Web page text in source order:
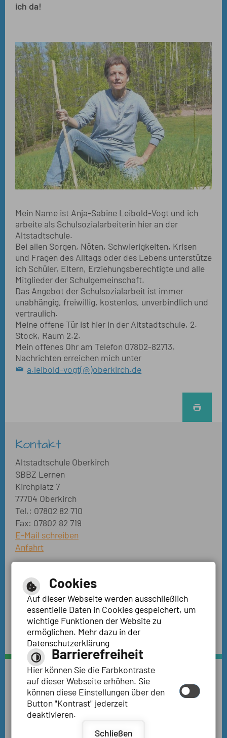
ich da!
Mein Name ist Anja-Sabine Leibold-Vogt und ich
arbeite als Schulsozialarbeiterin hier an der
Altstadtschule.
Bei allen Sorgen, Nöten, Schwierigkeiten, Krisen
und Fragen des Alltags oder des Lebens unterstütze
ich Schüler, Eltern, Erziehungsberechtigte und alle
Mitglieder der Schulgemeinschaft.
Das Angebot der Schulsozialarbeit ist immer
unabhängig, freiwillig, kostenlos, unverbindlich und
vertraulich.
Meine offene Tür ist hier in der Altstadtschule, 2.
Stock, Raum 2.2.
Mein offenes Ohr am Telefon 07802-82713.
Nachrichten erreichen mich unter
a.leibold-vogt(@)oberkirch.de
Kontakt
Altstadtschule Oberkirch
SBBZ Lernen
Kirchplatz 7
77704 Oberkirch
Tel.: 07802 82 710
Fax: 07802 82 719
E-Mail schreiben
Anfahrt
Schulleitung Anja Huber
Sekretariat
Karina Rendler
(Raum 2.8; 2. OG),
Dienstag und Donnerstag vormittags
Barrierefreie Ansicht
Leichte Sprache Gebärdensprache
Inhalt|Impressum
Cookies
Auf dieser Webseite werden ausschließlich
essentielle Daten in Cookies gespeichert, um
wichtige Funktionen der Website zu
ermöglichen. Mehr dazu in der
Datenschutzerklärung
Barrierefreiheit
Hier können Sie die Farbkontraste
auf dieser Webseite erhöhen. Sie
können diese Einstellungen über den
Button "Kontrast" jederzeit
deaktivieren.
Schließen